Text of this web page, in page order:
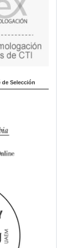
de Selección